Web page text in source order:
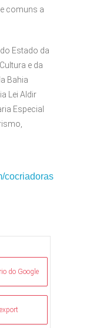
comuns a
Estado da
e da
Bahia
Lei Aldir
Especial
cocriadoras
do Google